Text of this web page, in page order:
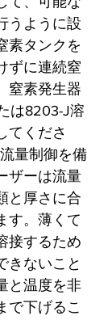
うように設
素タンクを
ずに連続窒
窒素発生器
は8203-J溶
てくださ
量制御を備
ザーは流量
と厚さに合
す。薄くて
接するため
きないこと
と温度を非
で下げるこ